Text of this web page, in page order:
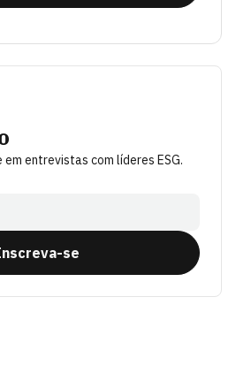
em entrevistas com líderes ESG.
se